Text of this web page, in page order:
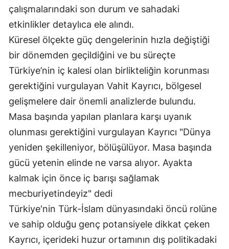
Edirne
Erzincan
Erzurum
Eskişehir
Gaziantep
Giresun
Gümüşhane
Hakkari
Isparta
Mersin
çalışmalarındaki son durum ve sahadaki
etkinlikler detaylıca ele alındı.
Küresel ölçekte güç dengelerinin hızla değiştiği
bir dönemden geçildiğini ve bu süreçte
Türkiye’nin iç kalesi olan birlikteliğin korunması
gerektiğini vurgulayan Vahit Kayrıcı, bölgesel
gelişmelere dair önemli analizlerde bulundu.
Masa başında yapılan planlara karşı uyanık
olunması gerektiğini vurgulayan Kayrıcı "Dünya
yeniden şekilleniyor, bölüşülüyor. Masa başında
gücü yetenin elinde ne varsa alıyor. Ayakta
kalmak için önce iç barışı sağlamak
mecburiyetindeyiz" dedi
Türkiye'nin Türk-İslam dünyasındaki öncü rolüne
ve sahip olduğu genç potansiyele dikkat çeken
Kayrıcı, içerideki huzur ortamının dış politikadaki